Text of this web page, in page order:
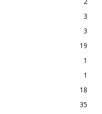
3
3
19
1
1
18
35